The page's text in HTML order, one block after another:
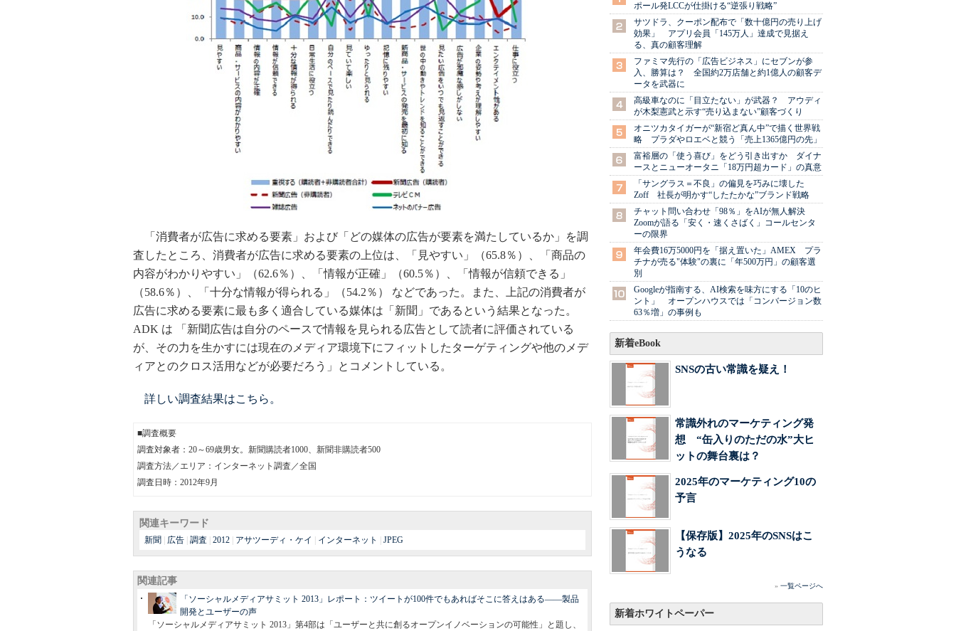
「消費者が広告に求める要素」および「どの媒体の広告が要素を満たしているか」を調
査したところ、消費者が広告に求める要素の上位は、「見やすい」（65.8％）、「商品の
内容がわかりやすい」（62.6％）、「情報が正確」（60.5％）、「情報が信頼できる」
（58.6％）、「十分な情報が得られる」（54.2％） などであった。また、上記の消費者が
広告に求める要素に最も多く適合している媒体は「新聞」であるという結果となった。
ADK は 「新聞広告は自分のペースで情報を見られる広告として読者に評価されている
が、その力を生かすには現在のメディア環境下にフィットしたターゲティングや他のメデ
ィアとのクロス活用などが必要だろう」とコメントしている。
詳しい調査結果はこちら。
■調査概要
調査対象者：20～69歳男女。新聞購読者1000、新聞非購読者500
調査方法／エリア：インターネット調査／全国
調査日時：2012年9月
関連キーワード
新聞 広告 調査 2012 アサツーディ・ケイ インターネット JPEG
関連記事
「ソーシャルメディアサミット 2013」レポート：ツイートが100件でもあればそこに答えはある――製品
開発とユーザーの声
「ソーシャルメディアサミット 2013」第4部は「ユーザーと共に創るオープンイノベーションの可能性」と題し、
ポール発LCCが仕掛ける“逆張り戦略”
サツドラ、クーポン配布で「数十億円の売り上げ
効果」 アプリ会員「145万人」達成で見据え
る、真の顧客理解
ファミマ先行の「広告ビジネス」にセブンが参
入、勝算は？ 全国約2万店舗と約1億人の顧客デ
ータを武器に
高級車なのに「目立たない」が武器？ アウディ
が木梨憲武と示す“売り込まない”顧客づくり
オニツカタイガーが“新宿ど真ん中”で描く世界戦
略 プラダやロエベと競う「売上1365億円の先」
富裕層の「使う喜び」をどう引き出すか ダイナ
ースとニューオータニ「18万円超カード」の真意
「サングラス＝不良」の偏見を巧みに壊した
Zoff 社長が明かす“したたかな”ブランド戦略
チャット問い合わせ「98％」をAIが無人解決
Zoomが語る「安く・速くさばく」コールセンタ
ーの限界
年会費16万5000円を「据え置いた」AMEX プラ
チナが売る"体験"の裏に「年500万円」の顧客選
別
Googleが指南する、AI検索を味方にする「10のヒ
ント」 オープンハウスでは「コンバージョン数
63％増」の事例も
新着eBook
SNSの古い常識を疑え！
常識外れのマーケティング発
想 “缶入りのただの水”大ヒ
ットの舞台裏は？
2025年のマーケティング10の
予言
【保存版】2025年のSNSはこ
うなる
» 一覧ページへ
新着ホワイトペーパー